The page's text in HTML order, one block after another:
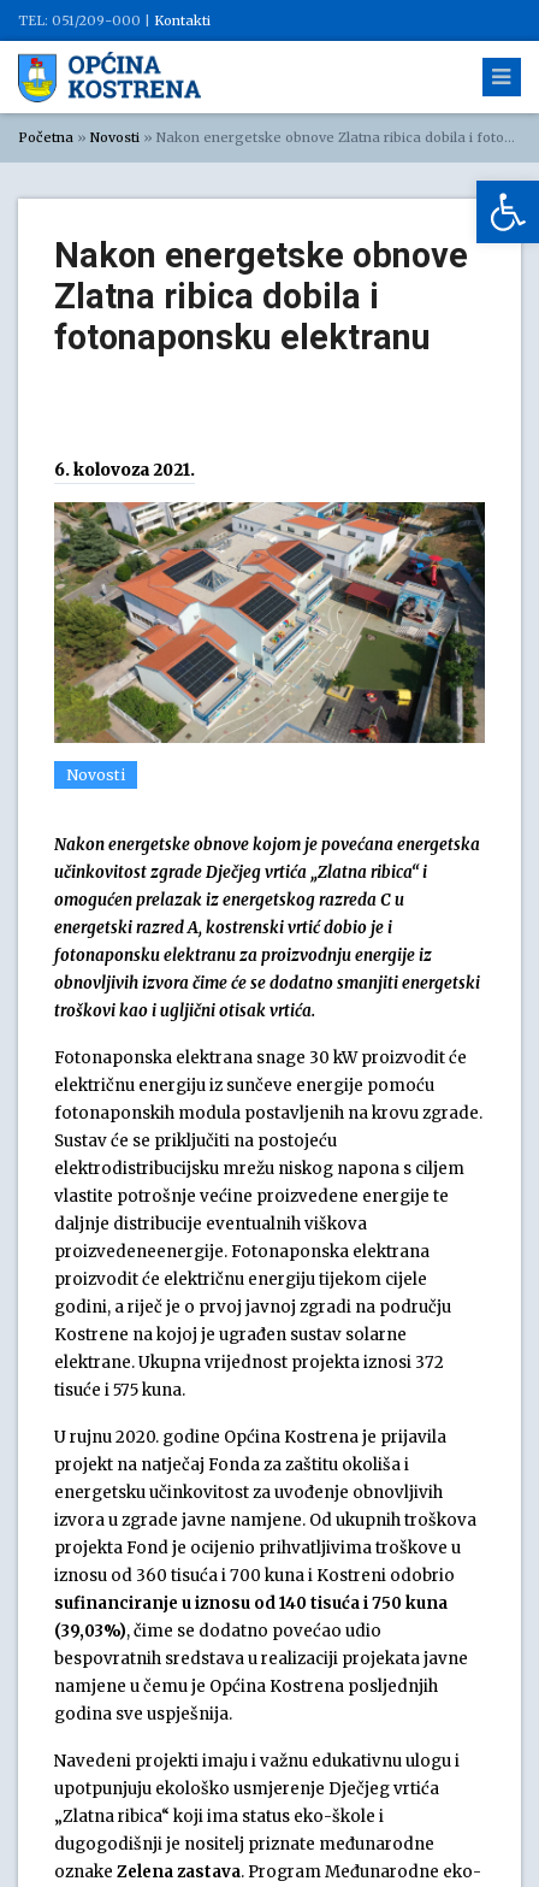
TEL: 051/209-000 | Kontakti
Početna » Novosti » Nakon energetske obnove Zlatna ribica dobila i fotonaponsku elektranu
Nakon energetske obnove
Zlatna ribica dobila i
fotonaponsku elektranu
6. kolovoza 2021.
Novosti
Nakon energetske obnove kojom je povećana energetska
učinkovitost zgrade Dječjeg vrtića „Zlatna ribica“ i
omogućenprelazak iz energetskog razreda C u
energetski razred A, kostrenski vrtić dobio je i
fotonaponskuelektranu za proizvodnju energije iz
obnovljivih izvora čime će se dodatno smanjiti energetski
troškovi kao i ugljični otisak vrtića.
Fotonaponska elektrana snage 30 kW proizvodit će
električnu energiju iz sunčeve energije pomoću
fotonaponskih modula postavljenih na krovu zgrade.
Sustav će se priključiti na postojeću
elektrodistribucijsku mrežu niskog napona s ciljem
vlastite potrošnje većine proizvedene energije te
daljnje distribucije eventualnih viškova
proizvedeneenergije. Fotonaponska elektrana
proizvodit će električnu energiju tijekom cijele
godini, a riječ je o prvoj javnoj zgradi na području
Kostrene na kojoj je ugrađen sustav solarne
elektrane. Ukupna vrijednost projekta iznosi 372
tisuće i 575 kuna.
U rujnu 2020. godine Općina Kostrena je prijavila
projekt na natječaj Fonda za zaštitu okoliša i
energetsku učinkovitost za uvođenje obnovljivih
izvora u zgrade javne namjene. Od ukupnih troškova
projekta Fond je ocijenio prihvatljivima troškove u
iznosu od 360 tisuća i 700 kuna i Kostreni odobrio
sufinanciranje u iznosu od 140 tisuća i 750 kuna
(39,03%), čime se dodatno povećao udio
bespovratnih sredstava u realizaciji projekata javne
namjene u čemu je Općina Kostrena posljednjih
godina sve uspješnija.
Navedeni projekti imaju i važnu edukativnu ulogu i
upotpunjuju ekološko usmjerenje Dječjeg vrtića
„Zlatna ribica“ koji ima status eko-škole i
dugogodišnji je nositelj priznate međunarodne
oznake Zelena zastava. Program Međunarodne eko-